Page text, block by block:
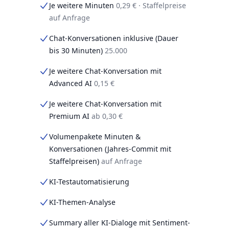
Je weitere Minuten 0,29 € · Staffelpreise
auf Anfrage
Chat-Konversationen inklusive (Dauer
bis 30 Minuten) 25.000
Je weitere Chat-Konversation mit
Advanced AI 0,15 €
Je weitere Chat-Konversation mit
Premium AI ab 0,30 €
Volumenpakete Minuten &
Konversationen (Jahres-Commit mit
Staffelpreisen) auf Anfrage
KI-Testautomatisierung
KI-Themen-Analyse
Summary aller KI-Dialoge mit Sentiment-